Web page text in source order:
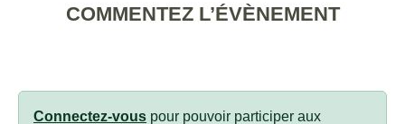
COMMENTEZ L’ÉVÈNEMENT
Connectez-vous pour pouvoir participer aux